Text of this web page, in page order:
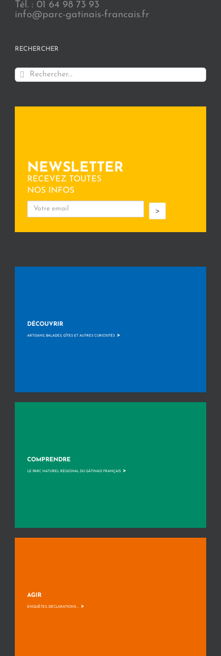
Tél. : 01 64 98 73 93
info@parc-gatinais-francais.fr
RECHERCHER
Rechercher:
NEWSLETTER
RECEVEZ TOUTES
NOS INFOS
>
DÉCOUVRIR
ARTISANS, BALADES, GÎTES ET AUTRES CURIOSITÉS >
COMPRENDRE
LE PARC NATUREL RÉGIONAL DU GÂTINAIS FRANÇAIS >
AGIR
ENQUÊTES, DÉCLARATIONS, ... >